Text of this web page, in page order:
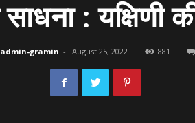
: यक्षिणी
admin-gramin - August 25, 2022 881